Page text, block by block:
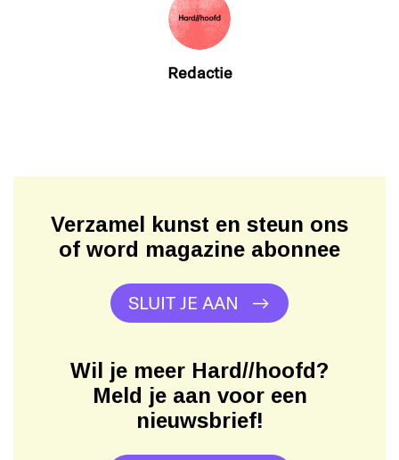
Redactie
Verzamel kunst en steun ons
of word magazine abonnee
SLUIT JE AAN
Wil je meer Hard//hoofd?
Meld je aan voor een
nieuwsbrief!